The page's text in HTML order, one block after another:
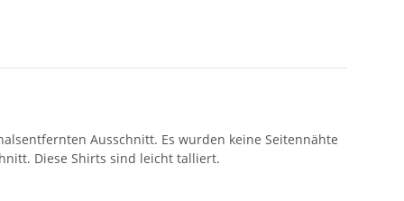
Ausschnitt. Es wurden keine Seitennähte
Diese Shirts sind leicht talliert.